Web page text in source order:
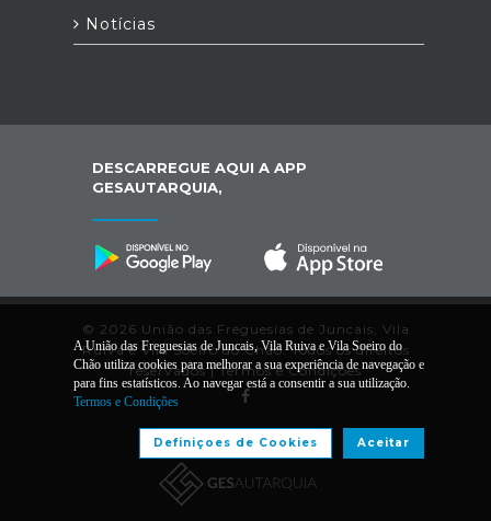
Notícias
DESCARREGUE AQUI A APP
GESAUTARQUIA,
© 2026 União das Freguesias de Juncais, Vila
Ruiva e Vila Soeiro do Chão. Todos os direitos
reservados |Termos e Condições
Desenvolvido por:
A União das Freguesias de Juncais, Vila Ruiva e Vila Soeiro do
Chão utiliza cookies para melhorar a sua experiência de navegação e
para fins estatísticos. Ao navegar está a consentir a sua utilização.
Termos e Condições
Aceitar
Definiçoes de Cookies